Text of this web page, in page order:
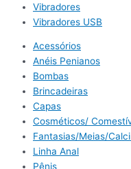
Vibradores
Vibradores USB
Acessórios
Anéis Penianos
Bombas
Brincadeiras
Capas
Cosméticos/
Fantasias/Meias/
Linha Anal
Pênis